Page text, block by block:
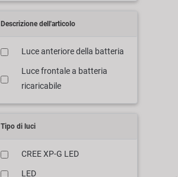
Descrizione dell'articolo
Luce anteriore della batteria
Luce frontale a batteria
ricaricabile
Tipo di luci
CREE XP-G LED
LED